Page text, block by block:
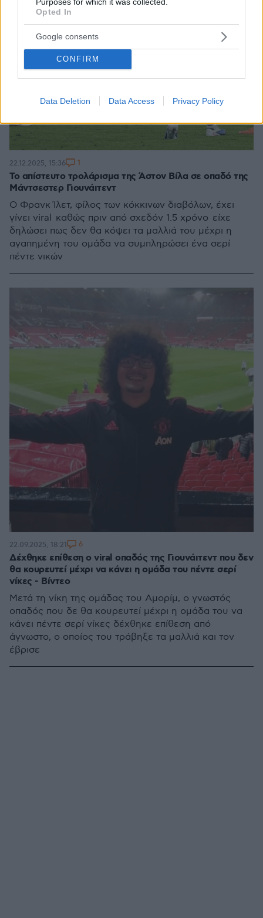
Opted In
Google consents
CONFIRM
Data Deletion Data Access Privacy Policy
Το απίστευτο τρολάρισμα της Άστον Βίλα σε οπαδό της
Μάντσεστερ Γιουνάιτεντ
Ο Φρανκ Ίλετ, φίλος των κόκκινων διαβόλων, έχει
γίνει viral καθώς πριν από σχεδόν 1.5 χρόνο είχε
δηλώσει πως δεν θα κόψει τα μαλλιά του μέχρι η
αγαπημένη του ομάδα να συμπληρώσει ένα σερί
πέντε νικών
22.12.2025, 15:36 1
Δέχθηκε επίθεση ο viral οπαδός της Γιουνάιτεντ που δεν
θα κουρευτεί μέχρι να κάνει η ομάδα του πέντε σερί
νίκες - Βίντεο
Μετά τη νίκη της ομάδας του Αμορίμ, ο γνωστός
οπαδός που δε θα κουρευτεί μέχρι η ομάδα του να
κάνει πέντε σερί νίκες δέχθηκε επίθεση από
άγνωστο, ο οποίος του τράβηξε τα μαλλιά και τον
έβρισε
22.09.2025, 18:21 6